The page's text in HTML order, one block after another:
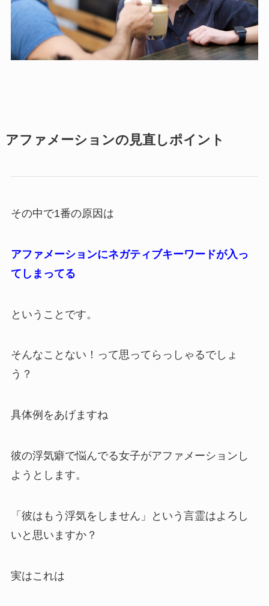
アファメーションの見直しポイント
その中で1番の原因は
アファメーションにネガティブキーワードが入っ
てしまってる
ということです。
そんなことない！って思ってらっしゃるでしょ
う？
具体例をあげますね
彼の浮気癖で悩んでる女子がアファメーションし
ようとします。
「彼はもう浮気をしません」という言霊はよろし
いと思いますか？
実はこれは